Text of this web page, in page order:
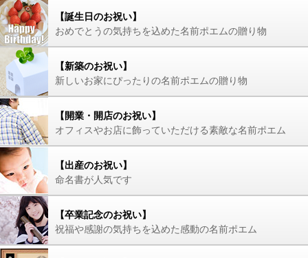
【誕生日のお祝い】
おめでとうの気持ちを込めた名前ポエムの贈り物
【新築のお祝い】
新しいお家にぴったりの名前ポエムの贈り物
【開業・開店のお祝い】
オフィスやお店に飾っていただける素敵な名前ポエム
【出産のお祝い】
命名書が人気です
【卒業記念のお祝い】
祝福や感謝の気持ちを込めた感動の名前ポエム